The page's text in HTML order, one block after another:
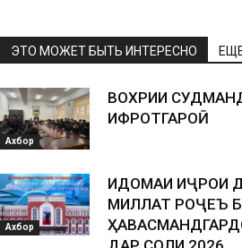
ЭТО МОЖЕТ БЫТЬ ИНТЕРЕСНО
Ахбор
ВОХӮРИИ
ИФРОТГАРОӢ
Ахбор
ИДОМАИ ИҶРОИ
МИЛЛАТ РОҶЕЪ